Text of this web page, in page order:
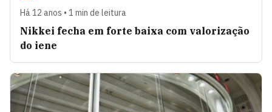
Há 12 anos • 1 min de leitura
Nikkei fecha em forte baixa com valorização
do iene